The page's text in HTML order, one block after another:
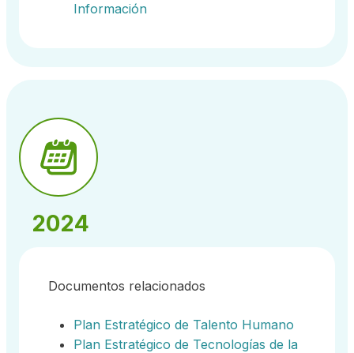
Información
2024
Documentos relacionados
Plan Estratégico de Talento Humano
Plan Estratégico de Tecnologías de la